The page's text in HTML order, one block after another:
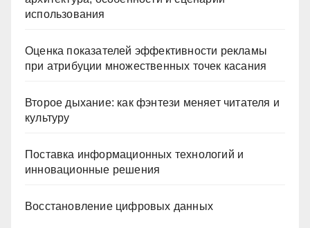
использования
Оценка показателей эффективности рекламы
при атрибуции множественных точек касания
Второе дыхание: как фэнтези меняет читателя и
культуру
Поставка информационных технологий и
инновационные решения
Восстановление цифровых данных